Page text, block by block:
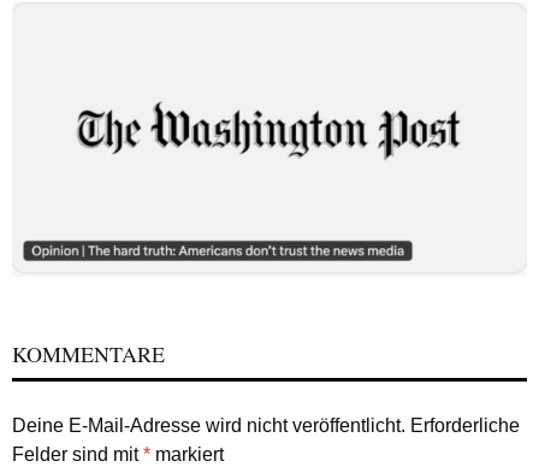
KOMMENTARE
Deine E-Mail-Adresse wird nicht veröffentlicht. Erforderliche
Felder sind mit* markiert